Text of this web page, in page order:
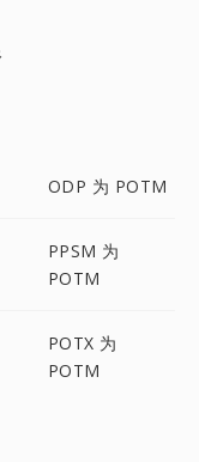
ODP 为 POTM
PPSM 为
POTM
POTX 为
POTM